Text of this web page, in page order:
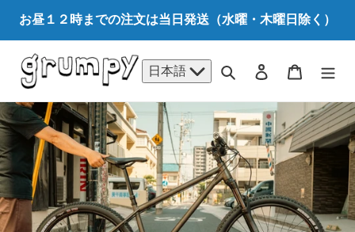
テ
ス
キ
ッ
プ
す
る
お昼１２時までの注文は当日発送（水曜・木曜日除く）
日本語 検索 ログインカート